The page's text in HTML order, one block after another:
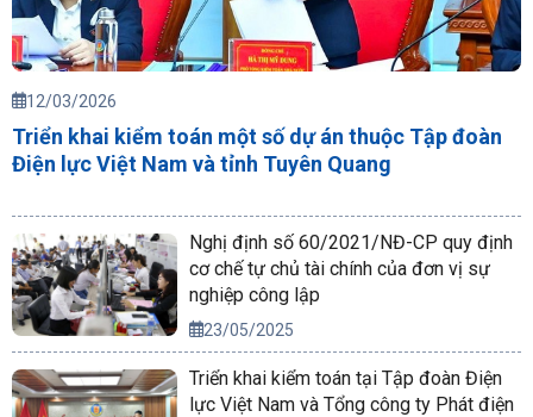
12/03/2026
Triển khai kiểm toán một số dự án thuộc Tập đoàn
Điện lực Việt Nam và tỉnh Tuyên Quang
Nghị định số 60/2021/NĐ-CP quy định
cơ chế tự chủ tài chính của đơn vị sự
nghiệp công lập
23/05/2025
Triển khai kiểm toán tại Tập đoàn Điện
lực Việt Nam và Tổng công ty Phát điện